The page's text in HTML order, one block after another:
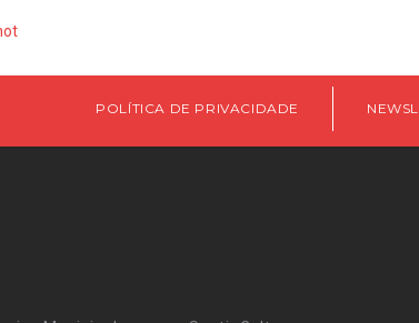
POLÍTICA DE PRIVACIDADE